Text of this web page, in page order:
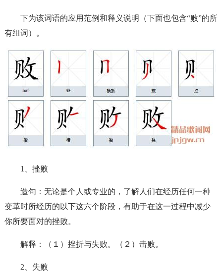
下为该词语的应用范例和释义说明（下面也包含“败”的所
有组词）。
1、挫败
造句：无论是个人或专业的，了解人们在经历任何一种
变革时所经历的以下这六个阶段，有助于在这一过程中减少
你所要面对的挫败。
解释：（１）挫折与失败。（２）击败。
2、失败